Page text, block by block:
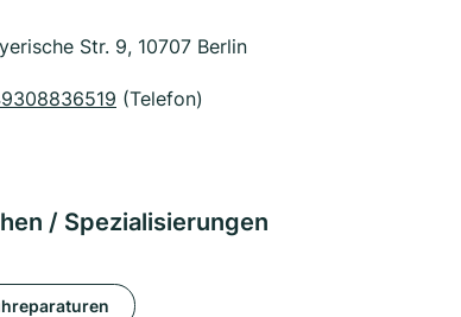
Str. 9, 10707 Berlin
(Telefon)
/ Spezialisierungen